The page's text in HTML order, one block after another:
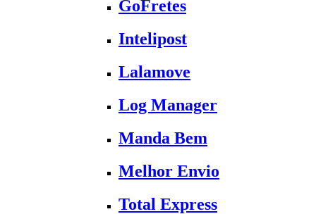
GoFretes
Intelipost
Lalamove
Log Manager
Manda Bem
Melhor Envio
Total Express